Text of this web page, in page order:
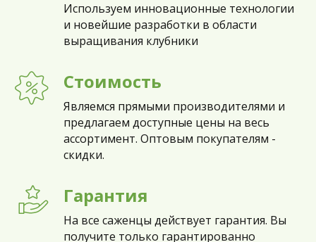
Используем инновационные технологии
и новейшие разработки в области
выращивания клубники
Стоимость
Являемся прямыми производителями и
предлагаем доступные цены на весь
ассортимент. Оптовым покупателям -
скидки.
Гарантия
На все саженцы действует гарантия. Вы
получите только гарантированно